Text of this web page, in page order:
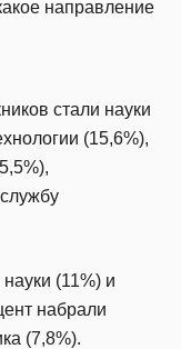
направление
стали науки
(15,6%),
(11%) и
набрали
(7,8%).